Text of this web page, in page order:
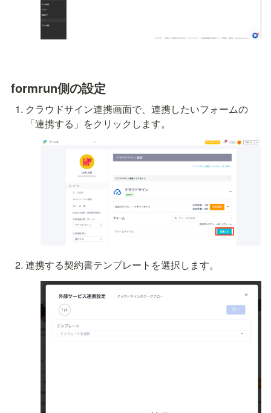
formrun側の設定
クラウドサイン連携画面で、連携したいフォームの
「連携する」をクリックします。
連携する契約書テンプレートを選択します。